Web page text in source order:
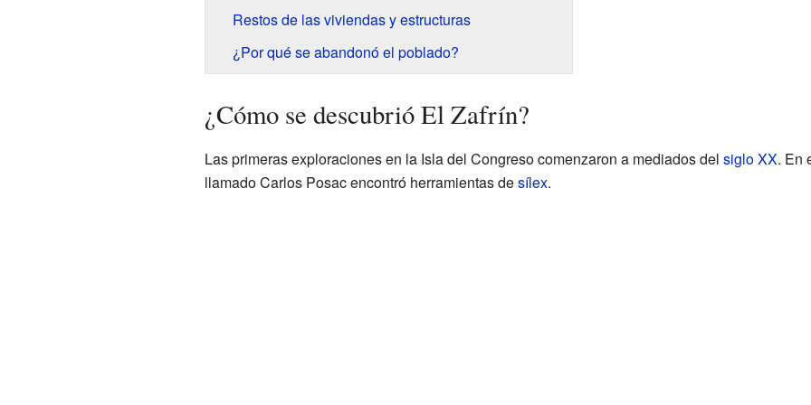
Restos de las viviendas y estructuras
¿Por qué se abandonó el poblado?
¿Cómo se descubrió El Zafrín?
Las primeras exploraciones en la Isla del Congreso comenzaron a mediados del siglo XX. En
llamado Carlos Posac encontró herramientas desílex.